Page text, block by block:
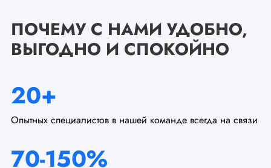
ПОЧЕМУ С НАМИ УДОБНО,
ВЫГОДНО И СПОКОЙНО
20+
Опытных специалистов в нашей команде всегда на связи
70-150%